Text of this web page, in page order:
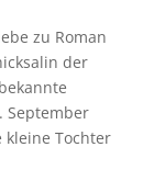
zu Roman
der
September
kleine Tochter